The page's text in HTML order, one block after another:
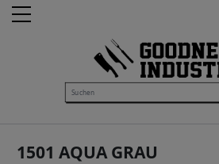
1501 AQUA GRAU